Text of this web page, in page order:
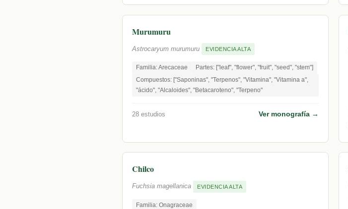
Murumuru
Astrocaryum murumuru EVIDENCIA ALTA
Familia: Arecaceae
Partes: ["leaf", "flower", "fruit", "seed", "stem"]
Compuestos: ["Saponinas", "Terpenos", "Vitamina", "Vitamina a",
"ácido", "Alcaloides", "Betacaroteno", "Terpeno"
28 estudios Ver monografía →
Chilco
Fuchsia magellanica EVIDENCIA ALTA
Familia: Onagraceae